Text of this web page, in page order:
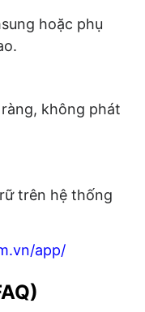
hoặc phụ
không phát
trên hệ thống
app/